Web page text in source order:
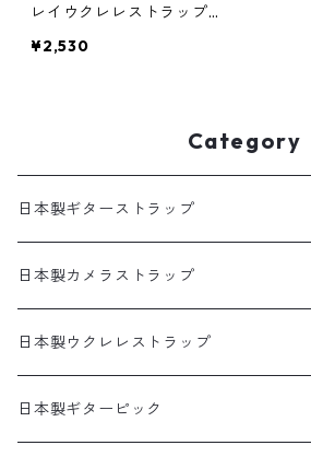
レイウクレレストラップD
湘南の自社工房よりお届け
¥2,530
Category
日本製ギターストラップ
SELECTシリーズ(織物生地)
プリント生地ギターストラップ
犬柄
帆布ギターストラップ
日本製カメラストラップ
生地製カメラストラップ
猫柄カメラストラップ
牛本革製カメラストラップ
日本製ウクレレストラップ
リボンレイウクレレストラップ（サウン
イプ）
日本製ギターピック